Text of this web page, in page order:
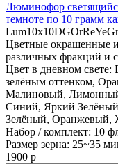
Люминофор
темноте по 10 грамм
Цветные окрашенные
различных фракций и
Цвет в дневном свете:
зелёным оттенком,
Малиновый,
Синий, Яркий
Зелёный, Оранжевый,
Набор / комплект: 10
Размер зерна: 25~35
1900 р